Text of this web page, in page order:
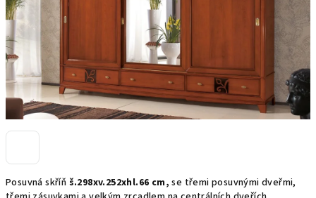
Posuvná skříň š.298xv.252xhl.66 cm,se třemi posuvnými dveřmi,